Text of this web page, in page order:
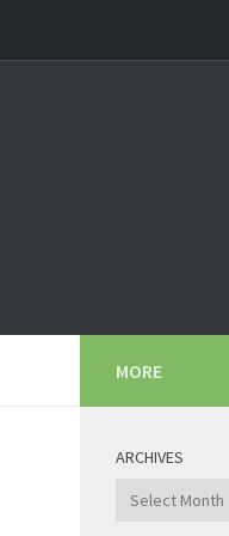
MORE
ARCHIVES
Archives